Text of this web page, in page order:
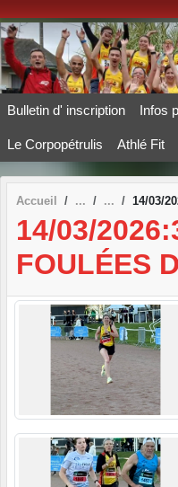
Bulletin d' inscription Infos
Le Corpopétrulis Athlé Fit
Accueil 14/03/
14/03/
FOULÉES